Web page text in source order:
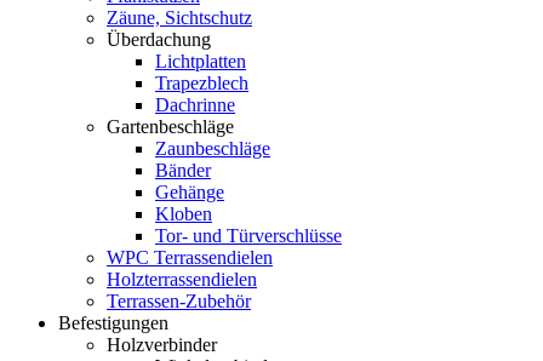
Zäune, Sichtschutz
Überdachung
Lichtplatten
Trapezblech
Dachrinne
Gartenbeschläge
Zaunbeschläge
Bänder
Gehänge
Kloben
Tor- und Türverschlüsse
WPC Terrassendielen
Holzterrassendielen
Terrassen-Zubehör
Befestigungen
Holzverbinder